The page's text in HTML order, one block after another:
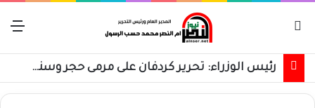
رئيس الوزراء: تحرير كردفان على مرمى حجر وسنسترد كل شبر